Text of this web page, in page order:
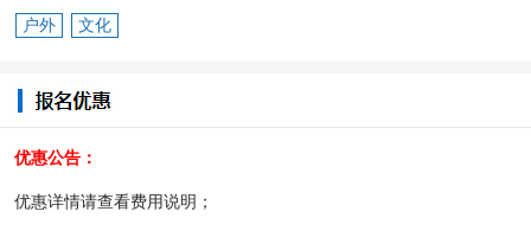
户外 文化
优惠公告：
优惠详情请查看费用说明；